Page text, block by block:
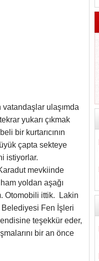
ulaşımda
yukarı çıkmak
bir kurtarıcının
çapta sekteye
istiyorlar.
mevkiinde
yoldan aşağı
Otomobili ittik. Lakin
Belediyesi Fen İşleri
teşekkür eder,
bir an önce